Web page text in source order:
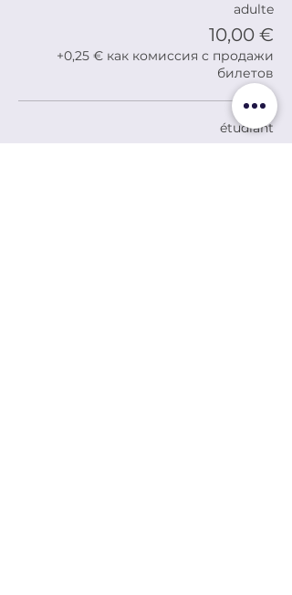
adulte
10,00 €
+0,25 € как комиссия с продажи
билетов
étudiant